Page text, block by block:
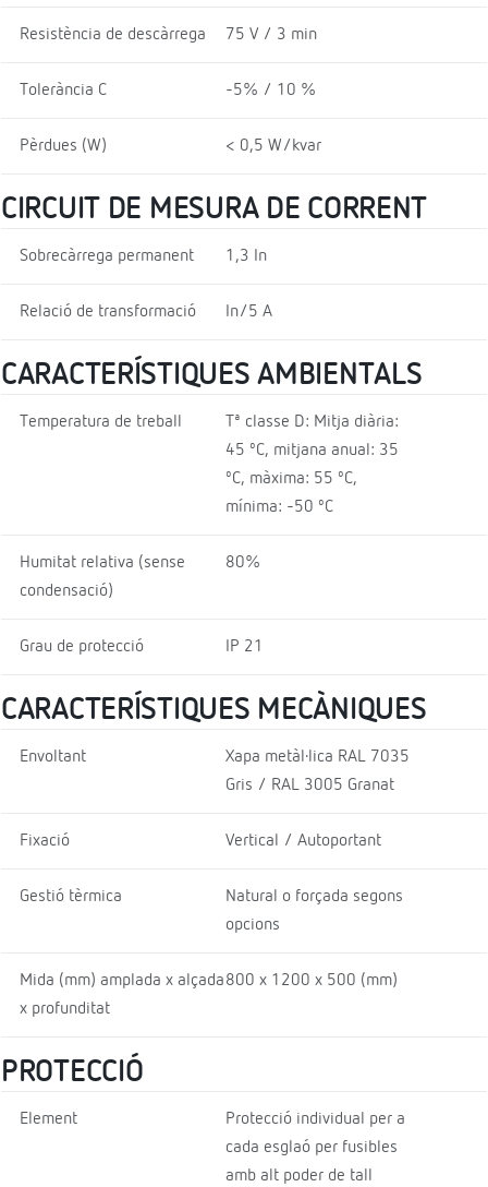
Resistència de descàrrega 75 V / 3 min
Tolerància C -5% / 10 %
Pèrdues (W) < 0,5 W/kvar
CIRCUIT DE MESURA DE CORRENT
Sobrecàrrega permanent 1,3 In
Relació de transformació In/5 A
CARACTERÍSTIQUES AMBIENTALS
Temperatura de treball
Tª classe D: Mitja diària:
45 ºC, mitjana anual: 35
ºC, màxima: 55 ºC,
mínima: -50 ºC
Humitat relativa (sense
condensació)
80%
Grau de protecció IP 21
CARACTERÍSTIQUES MECÀNIQUES
Envoltant
Xapa metàl·lica RAL 7035
Gris / RAL 3005 Granat
Fixació Vertical / Autoportant
Gestió tèrmica
Natural o forçada segons
opcions
Mida (mm) amplada x alçada
x profunditat
800 x 1200 x 500 (mm)
PROTECCIÓ
Element
Protecció individual per a
cada esglaó per fusibles
amb alt poder de tall